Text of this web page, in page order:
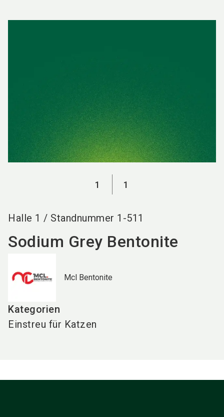
1 1
Halle 1 / Standnummer 1-511
Sodium Grey Bentonite
Mcl Bentonite
Kategorien
Einstreu für Katzen